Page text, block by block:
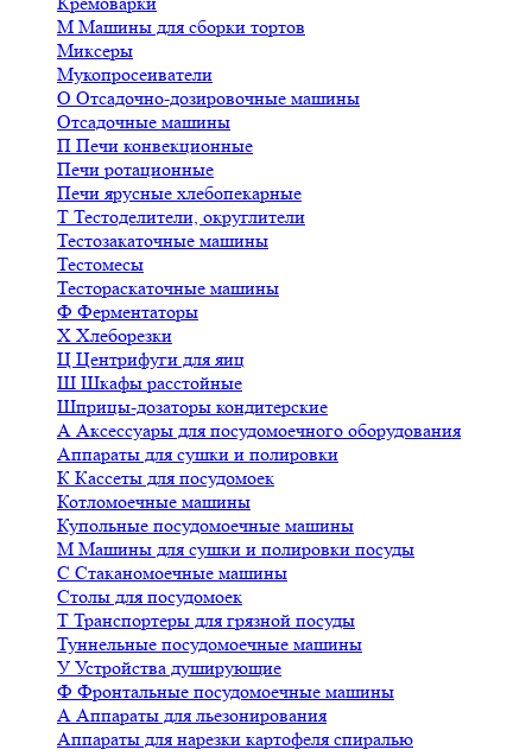
М Машины для сборки тортов
Миксеры
Мукопросеиватели
О Отсадочно-дозировочные машины
Отсадочные машины
П Печи конвекционные
Печи ротационные
Печи ярусные хлебопекарные
Т Тестоделители, округлители
Тестозакаточные машины
Тестомесы
Тестораскаточные машины
Ф Ферментаторы
Х Хлеборезки
Ц Центрифуги для яиц
Ш Шкафы расстойные
Шприцы-дозаторы кондитерские
А Аксессуары для посудомоечного оборудования
Аппараты для сушки и полировки
К Кассеты для посудомоек
Котломоечные машины
Купольные посудомоечные машины
М Машины для сушки и полировки посуды
С Стаканомоечные машины
Столы для посудомоек
Т Транспортеры для грязной посуды
Туннельные посудомоечные машины
У Устройства душирующие
Ф Фронтальные посудомоечные машины
А Аппараты для льезонирования
Аппараты для нарезки картофеля спиралью